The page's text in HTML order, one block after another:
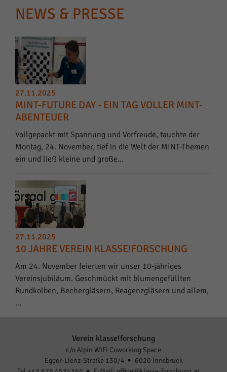
NEWS & PRESSE
27.11.2025
MINT-FUTURE DAY - EIN TAG VOLLER MINT-
ABENTEUER
Vollgepackt mit Spannung und Vorfreude, tauchte der
Montag, 24. November, tief in die Welt der MINT-Themen
ein und ließ kleine und große…
27.11.2025
10 JAHRE VEREIN KLASSE!FORSCHUNG
Am 24. November feierten wir unser 10-jähriges
Vereinsjubiläum. Geschmückt mit blumengefüllten
Rundkolben, Bechergläsern, Reagenzgläsern und allem,
…
Verein klasse!forschung
c/o Alpin WIFI Coworking Space
Egger-Lienz-Straße 130/4
6020 Innsbruck